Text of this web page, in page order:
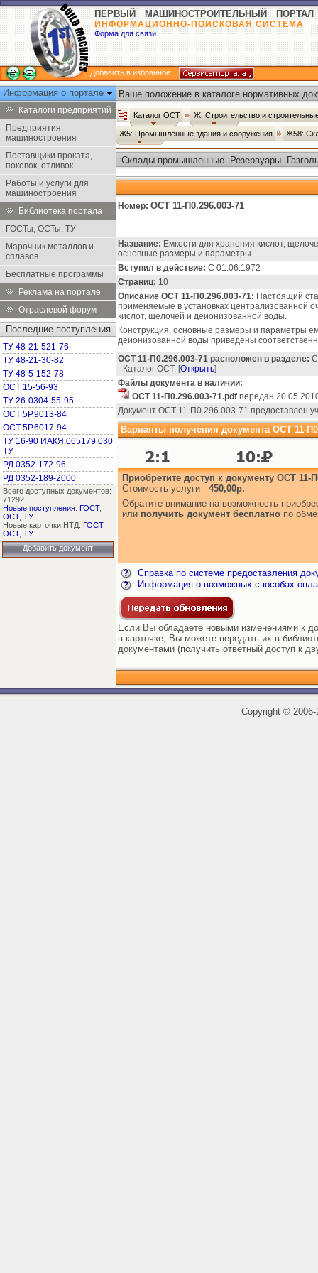
ПЕРВЫЙ МАШИНОСТРОИТЕЛЬНЫЙ ПОРТАЛ
ИНФОРМАЦИОННО-ПОИСКОВАЯ СИСТЕМА
Форма для связи
Добавить в избранное
Информация о портале
Каталоги предприятий
Предприятия
машиностроения
Поставщики проката,
поковок, отливок
Работы и услуги для
машиностроения
Библиотека портала
ГОСТы, ОСТы, ТУ
Марочник металлов и
сплавов
Бесплатные программы
Реклама на портале
Отраслевой форум
Последние поступления
ТУ 48-21-521-76
ТУ 48-21-30-82
ТУ 48-5-152-78
ОСТ 15-56-93
ТУ 26-0304-55-95
ОСТ 5Р.9013-84
ОСТ 5Р.6017-94
ТУ 16-90 ИАКЯ.065179.030
ТУ
РД 0352-172-96
РД 0352-189-2000
Всего доступных документов:
71292
Новые поступления: ГОСТ,
ОСТ, ТУ
Новые карточки НТД: ГОСТ,
ОСТ, ТУ
Добавить документ
Ваше положение в каталоге нормативных
Каталог ОСТ Ж: Строительство и
Ж5: Промышленные здания и сооружения Ж58:
Склады промышленные. Резервуары.
Номер: ОСТ 11-П0.296.003-71
Название: Емкости для хранения кислот,
основные размеры и параметры.
Вступил в действие: С 01.06.1972
Страниц: 10
Описание ОСТ 11-П0.296.003-71: Настоящий
применяемые в установках централизованной
кислот, щелочей и деионизованной воды.
Конструкция, основные размеры и параметры
деионизованной воды приведены
ОСТ 11-П0.296.003-71 расположен в разделе:
- Каталог ОСТ. [Открыть]
Файлы документа в наличии:
ОСТ 11-П0.296.003-71.pdf передан
Документ ОСТ 11-П0.296.003-71 предоставлен
Варианты получения документа ОСТ 11-
Приобретите доступ к документу ОСТ 11-
Стоимость услуги - 450,00р.
Обратите внимание на возможность
или получить документ бесплатно по
Справка по системе предоставления
Информация о возможных способах
Если Вы обладаете новыми изменениями к
в карточке, Вы можете передать их в
документами (получить ответный доступ к
Copyright ©